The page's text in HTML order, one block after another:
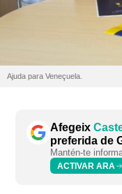
Ajuda para Veneçuela.
Afegeix
preferida de
Mantén-te
ACTIVAR ARA